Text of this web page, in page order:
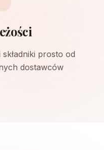
prosto od
dostawców